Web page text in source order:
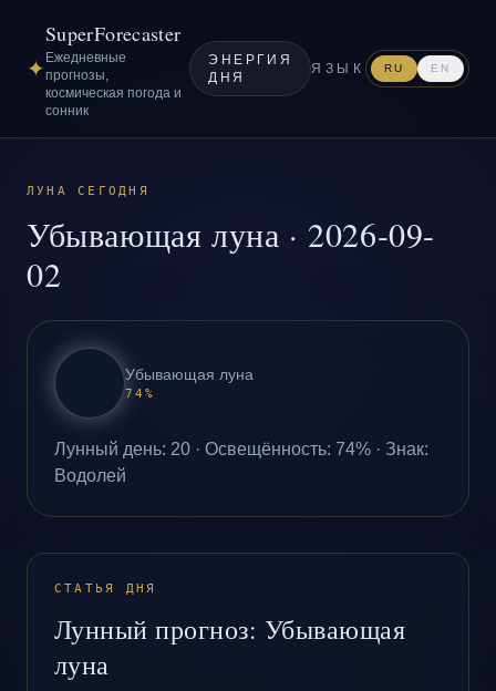
✦
SuperForecaster
Ежедневные
прогнозы,
космическая погода и
сонник
ЭНЕРГИЯ
ДНЯ
ЯЗЫК RU EN
ЛУНА СЕГОДНЯ
Убывающая луна · 2026-09-
02
Убывающая луна
74%
Лунный день: 20 · Освещённость: 74% · Знак:
Водолей
СТАТЬЯ ДНЯ
Лунный прогноз: Убывающая
луна